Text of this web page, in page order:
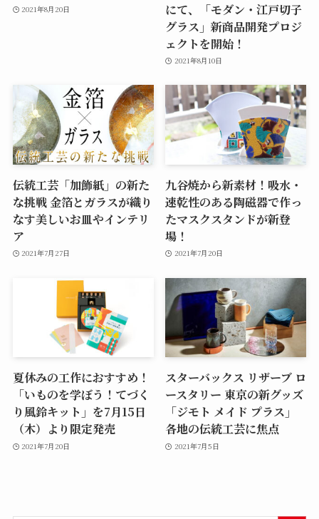
2021年8月20日
にて、「モダン・江戸切子
グラス」新商品開発プロジ
ェクトを開始！
2021年8月10日
伝統工芸「加飾紙」の新た
な挑戦 金箔とガラスが織り
なす美しいお皿やインテリ
ア
2021年7月27日
九谷焼から新素材！吸水・
速乾性のある陶磁器で作っ
たマスクスタンドが新登
場！
2021年7月20日
夏休みの工作におすすめ！
「いものを学ぼう！てづく
り風鈴キット」を7月15日
（木）より限定発売
2021年7月20日
スターバックス リザーブ ロ
ースタリー 東京の新グッズ
「ジモト メイド プラス」
各地の伝統工芸に焦点
2021年7月5日